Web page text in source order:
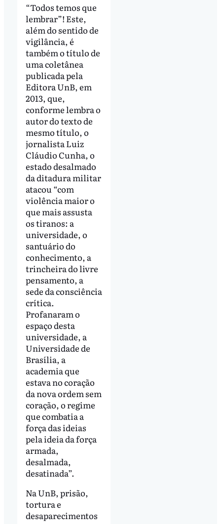
“Todos temos que
lembrar”! Este,
além do sentido de
vigilância, é
também o título de
uma coletânea
publicada pela
Editora UnB, em
2013, que,
conforme lembra o
autor do texto de
mesmo título, o
jornalista Luiz
Cláudio Cunha, o
estado desalmado
da ditadura militar
atacou “com
violência maior o
que mais assusta
os tiranos: a
universidade, o
santuário do
conhecimento, a
trincheira do livre
pensamento, a
sede da consciência
crítica.
Profanaram o
espaço desta
universidade, a
Universidade de
Brasília, a
academia que
estava no coração
da nova ordem sem
coração, o regime
que combatia a
força das ideias
pela ideia da força
armada,
desalmada,
desatinada”.
Na UnB, prisão,
tortura e
desaparecimentos